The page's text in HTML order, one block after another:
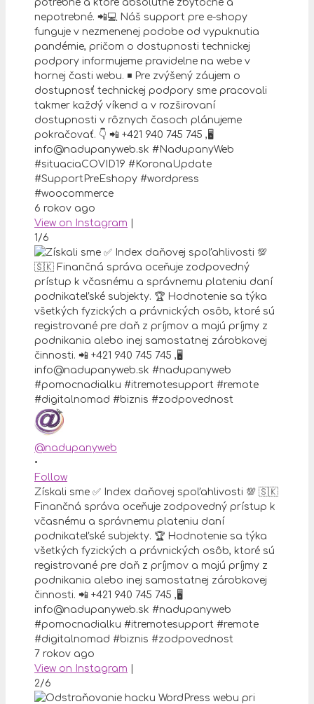
potrebné a ktoré absolútne zbytočné a
nepotrebné. 📲💻 Náš support pre e-shopy
funguje v nezmenenej podobe od vypuknutia
pandémie, pričom o dostupnosti technickej
podpory informujeme pravidelne na webe v
hornej časti webu. ◾ Pre zvýšený záujem o
dostupnosť technickej podpory sme pracovali
takmer každý víkend a v rozširovaní
dostupnosti v rôznych časoch plánujeme
pokračovať. 👇 📲 +421 940 745 745 ,🖥
info@nadupanyweb.sk #NadupanyWeb
#situaciaCOVID19 #KoronaUpdate
#SupportPreEshopy #wordpress
#woocommerce
6 rokov ago
View on Instagram
1/6
@nadupanyweb
•
Follow
Získali sme ✅ Index daňovej spoľahlivosti 💯 🇸🇰
Finančná správa oceňuje zodpovedný prístup k
včasnému a správnemu plateniu daní
podnikateľské subjekty. 🏆 Hodnotenie sa týka
všetkých fyzických a právnických osôb, ktoré sú
registrované pre daň z príjmov a majú príjmy z
podnikania alebo inej samostatnej zárobkovej
činnosti. 📲 +421 940 745 745 ,🖥
info@nadupanyweb.sk #nadupanyweb
#pomocnadialku #itremotesupport #remote
#digitalnomad #biznis #zodpovednost
7 rokov ago
View on Instagram
2/6